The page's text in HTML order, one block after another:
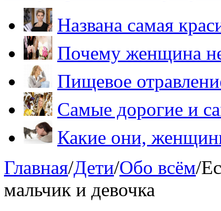
Названа самая
Почему женщина
Пищевое
Самые дорогие и
Какие они,
Главная/Дети/Обо всём/
мальчик и девочка